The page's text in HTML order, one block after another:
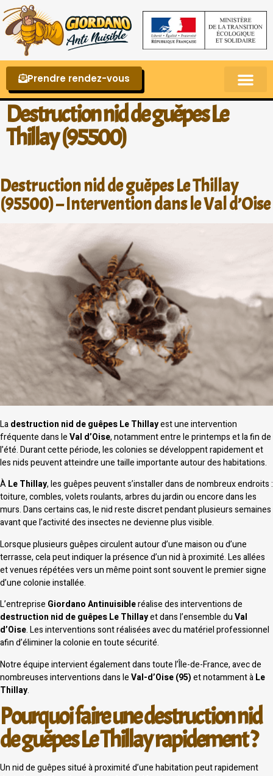
Prendre rendez-vous
Destruction nid de guêpes Le
Thillay (95500)
Destruction nid de guêpes Le Thillay
(95500) – Intervention dans le Val d’Oise
Ladestruction nid de guêpes Le Thillayest une intervention
fréquente dans leVal d’Oise, notamment entre le printemps et la fin de
l’été. Durant cette période, les colonies se développent rapidement et
les nids peuvent atteindre une taille importante autour des habitations.
ÀLe Thillay, les guêpes peuvent s’installer dans de nombreux endroits :
toiture, combles, volets roulants, arbres du jardin ou encore dans les
murs. Dans certains cas, le nid reste discret pendant plusieurs semaines
avant que l’activité des insectes ne devienne plus visible.
Lorsque plusieurs guêpes circulent autour d’une maison ou d’une
terrasse, cela peut indiquer la présence d’un nid à proximité. Les allées
et venues répétées vers un même point sont souvent le premier signe
d’une colonie installée.
L’entreprise Giordano Antinuisibleréalise des interventions de
destruction nid de guêpes Le Thillayet dans l’ensemble duVal
d’Oise. Les interventions sont réalisées avec du matériel professionnel
afin d’éliminer la colonie en toute sécurité.
Notre équipe intervient également dans toute l’Île-de-France, avec de
nombreuses interventions dans leVal-d’Oise (95)et notamment àLe
Thillay.
Pourquoi faire une destruction nid
de guêpes Le Thillay rapidement ?
Un nid de guêpes situé à proximité d’une habitation peut rapidement